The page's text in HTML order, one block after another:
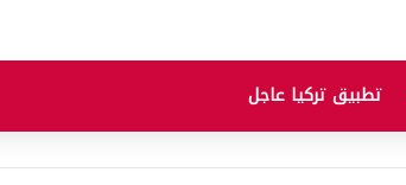
تطبيق تركيا عاجل